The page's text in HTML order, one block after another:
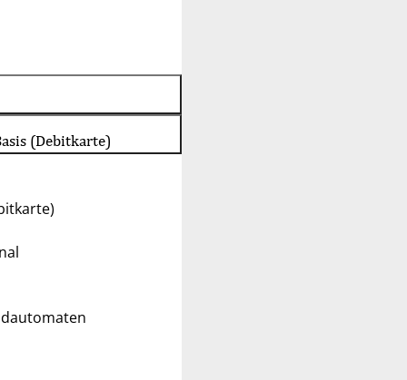
(Debitkarte)